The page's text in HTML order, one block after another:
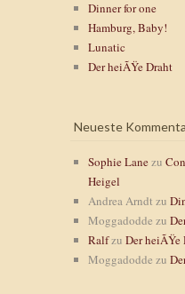
Dinner for one
Hamburg, Baby!
Lunatic
Der heiÃŸe Draht
Neueste
Sophie Lanezu
Heigel
Andrea Arndt zu
Moggadodde zu
Ralfzu Der heiÃŸe
Moggadodde zu